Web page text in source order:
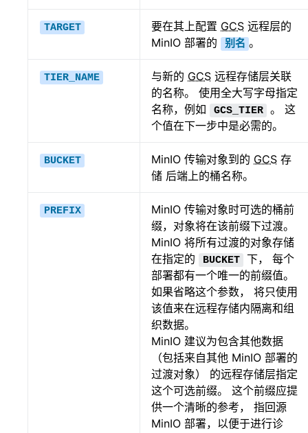
TARGET 要在其上配置 GCS 远程层的
MinIO 部署的
别名 。
TIER_NAME 与新的 GCS 远程存储层关联
的名称。 使用全大写字母指定
名称，例如
GCS_TIER
。 这
个值在下一步中是必需的。
BUCKET MinIO 传输对象到的 GCS 存
储 后端上的桶名称。
PREFIX
MinIO 传输对象时可选的桶前
缀，对象将在该前缀下过渡。
MinIO 将所有过渡的对象存储
在指定的
BUCKET
下， 每个
部署都有一个唯一的前缀值。
如果省略这个参数， 将只使用
该值来在远程存储内隔离和组
织数据。
MinIO 建议为包含其他数据
（包括来自其他 MinIO 部署的
过渡对象） 的远程存储层指定
这个可选前缀。 这个前缀应提
供一个清晰的参考， 指回源
MinIO 部署，以便于进行诊